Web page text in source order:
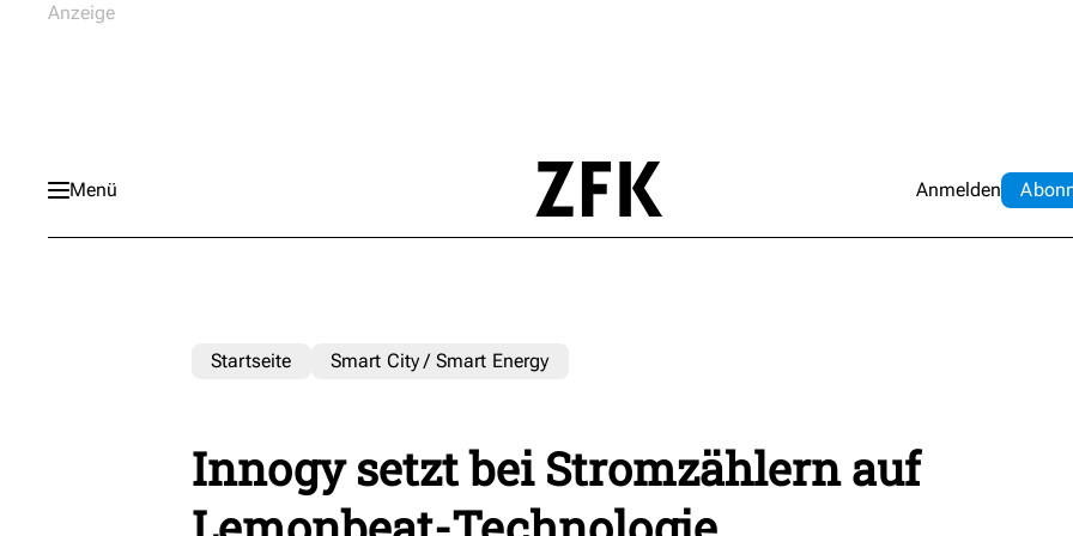
Menü Anmelden Abo
Startseite Smart City / Smart Energy
Innogy setzt bei Stromzählern auf